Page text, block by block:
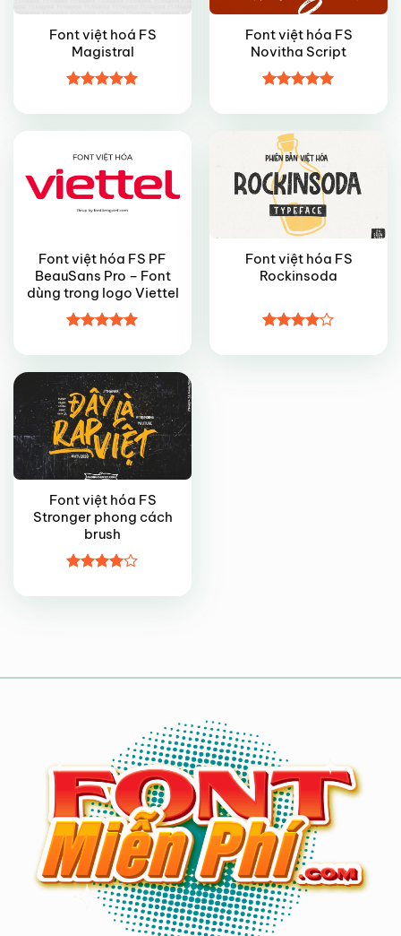
Font việt hoá FS
Magistral
hạng55
sao
Font việt hóa FS
Novitha Script
hạng55
Font việt hóa FS PF
BeauSans Pro – Font
dùng trong logo Viettel
hạng55
sao
Font việt hóa FS
Rockinsoda
xếp hạng
Font việt hóa FS
Stronger phong cách
brush
xếp hạng